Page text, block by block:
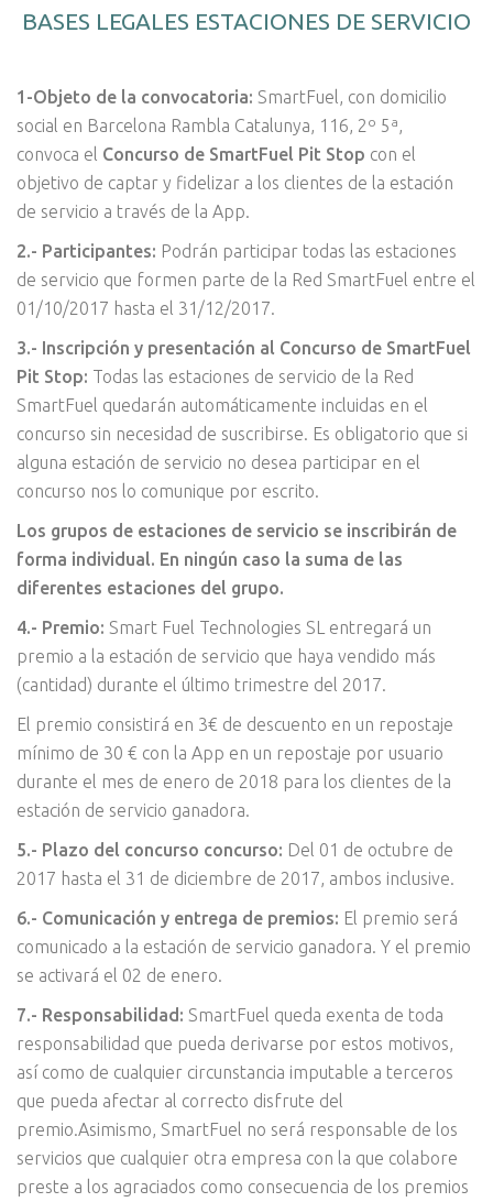
BASES LEGALES ESTACIONES DE SERVICIO
1-Objeto de la convocatoria: SmartFuel, con domicilio
social en Barcelona Rambla Catalunya, 116, 2º 5ª,
convoca el Concurso de SmartFuel Pit Stop con el
objetivo de captar y fidelizar a los clientes de la estación
de servicio a través de la App.
2.- Participantes: Podrán participar todas las estaciones
de servicio que formen parte de la Red SmartFuel entre el
01/10/2017 hasta el 31/12/2017.
3.- Inscripción y presentación al Concurso de SmartFuel
Pit Stop: Todas las estaciones de servicio de la Red
SmartFuel quedarán automáticamente incluidas en el
concurso sin necesidad de suscribirse. Es obligatorio que si
alguna estación de servicio no desea participar en el
concurso nos lo comunique por escrito.
Los grupos de estaciones de servicio se inscribirán de
forma individual. En ningún caso la suma de las
diferentes estaciones del grupo.
4.- Premio: Smart Fuel Technologies SL entregará un
premio a la estación de servicio que haya vendido más
(cantidad) durante el último trimestre del 2017.
El premio consistirá en 3€ de descuento en un repostaje
mínimo de 30 € con la App en un repostaje por usuario
durante el mes de enero de 2018 para los clientes de la
estación de servicio ganadora.
5.- Plazo del concurso concurso: Del 01 de octubre de
2017 hasta el 31 de diciembre de 2017, ambos inclusive.
6.- Comunicación y entrega de premios: El premio será
comunicado a la estación de servicio ganadora. Y el premio
se activará el 02 de enero.
7.- Responsabilidad: SmartFuel queda exenta de toda
responsabilidad que pueda derivarse por estos motivos,
así como de cualquier circunstancia imputable a terceros
que pueda afectar al correcto disfrute del
premio.Asimismo, SmartFuel no será responsable de los
servicios que cualquier otra empresa con la que colabore
preste a los agraciados como consecuencia de los premios